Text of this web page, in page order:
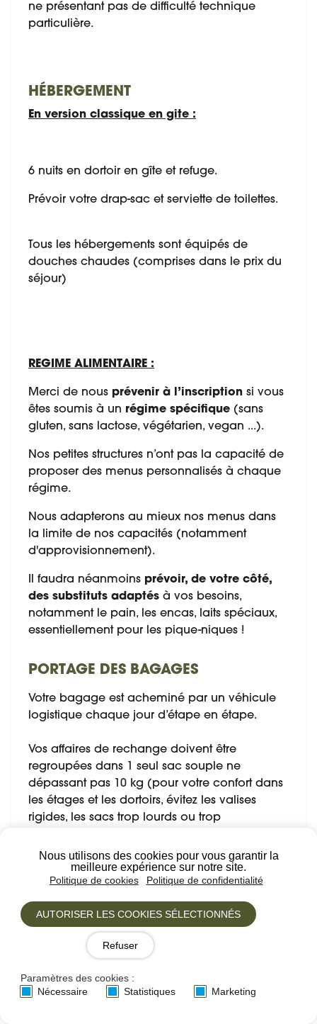
Nous utilisons des cookies pour vous garantir la
meilleure expérience sur notre site.
Politique de cookies Politique de confidentialité
AUTORISER LES COOKIES SÉLECTIONNÉS
Refuser
Paramètres des cookies :
Nécessaire Statistiques Marketing
ne présentant pas de difficulté technique
particulière.
HÉBERGEMENT
En version classique en gite :
6 nuits en dortoir en gîte et refuge.
Prévoir votre drap-sac et serviette de toilettes.
Tous les hébergements sont équipés de
douches chaudes (comprises dans le prix du
séjour)
REGIME ALIMENTAIRE :
Merci de nous prévenir à l’inscription si vous
êtes soumis à un régime spécifique (sans
gluten, sans lactose, végétarien, vegan ...).
Nos petites structures n’ont pas la capacité de
proposer des menus personnalisés à chaque
régime.
Nous adapterons au mieux nos menus dans
la limite de nos capacités (notamment
d'approvisionnement).
Il faudra néanmoins prévoir, de votre côté,
des substituts adaptés à vos besoins,
notamment le pain, les encas, laits spéciaux,
essentiellement pour les pique-niques !
PORTAGE DES BAGAGES
Votre bagage est acheminé par un véhicule
logistique chaque jour d’étape en étape.
Vos affaires de rechange doivent être
regroupées dans 1 seul sac souple ne
dépassant pas 10 kg (pour votre confort dans
les étages et les dortoirs, évitez les valises
rigides, les sacs trop lourds ou trop
Si vous prolongez vos vacances, nous
pouvons prendre en charge votre bagage
supplémentaire au départ de la randonnée,
étiqueté à votre nom, qui vous sera remis en
fin de séjour
ENCADREMENT
Accompagnateur en montagne, breveté d'état